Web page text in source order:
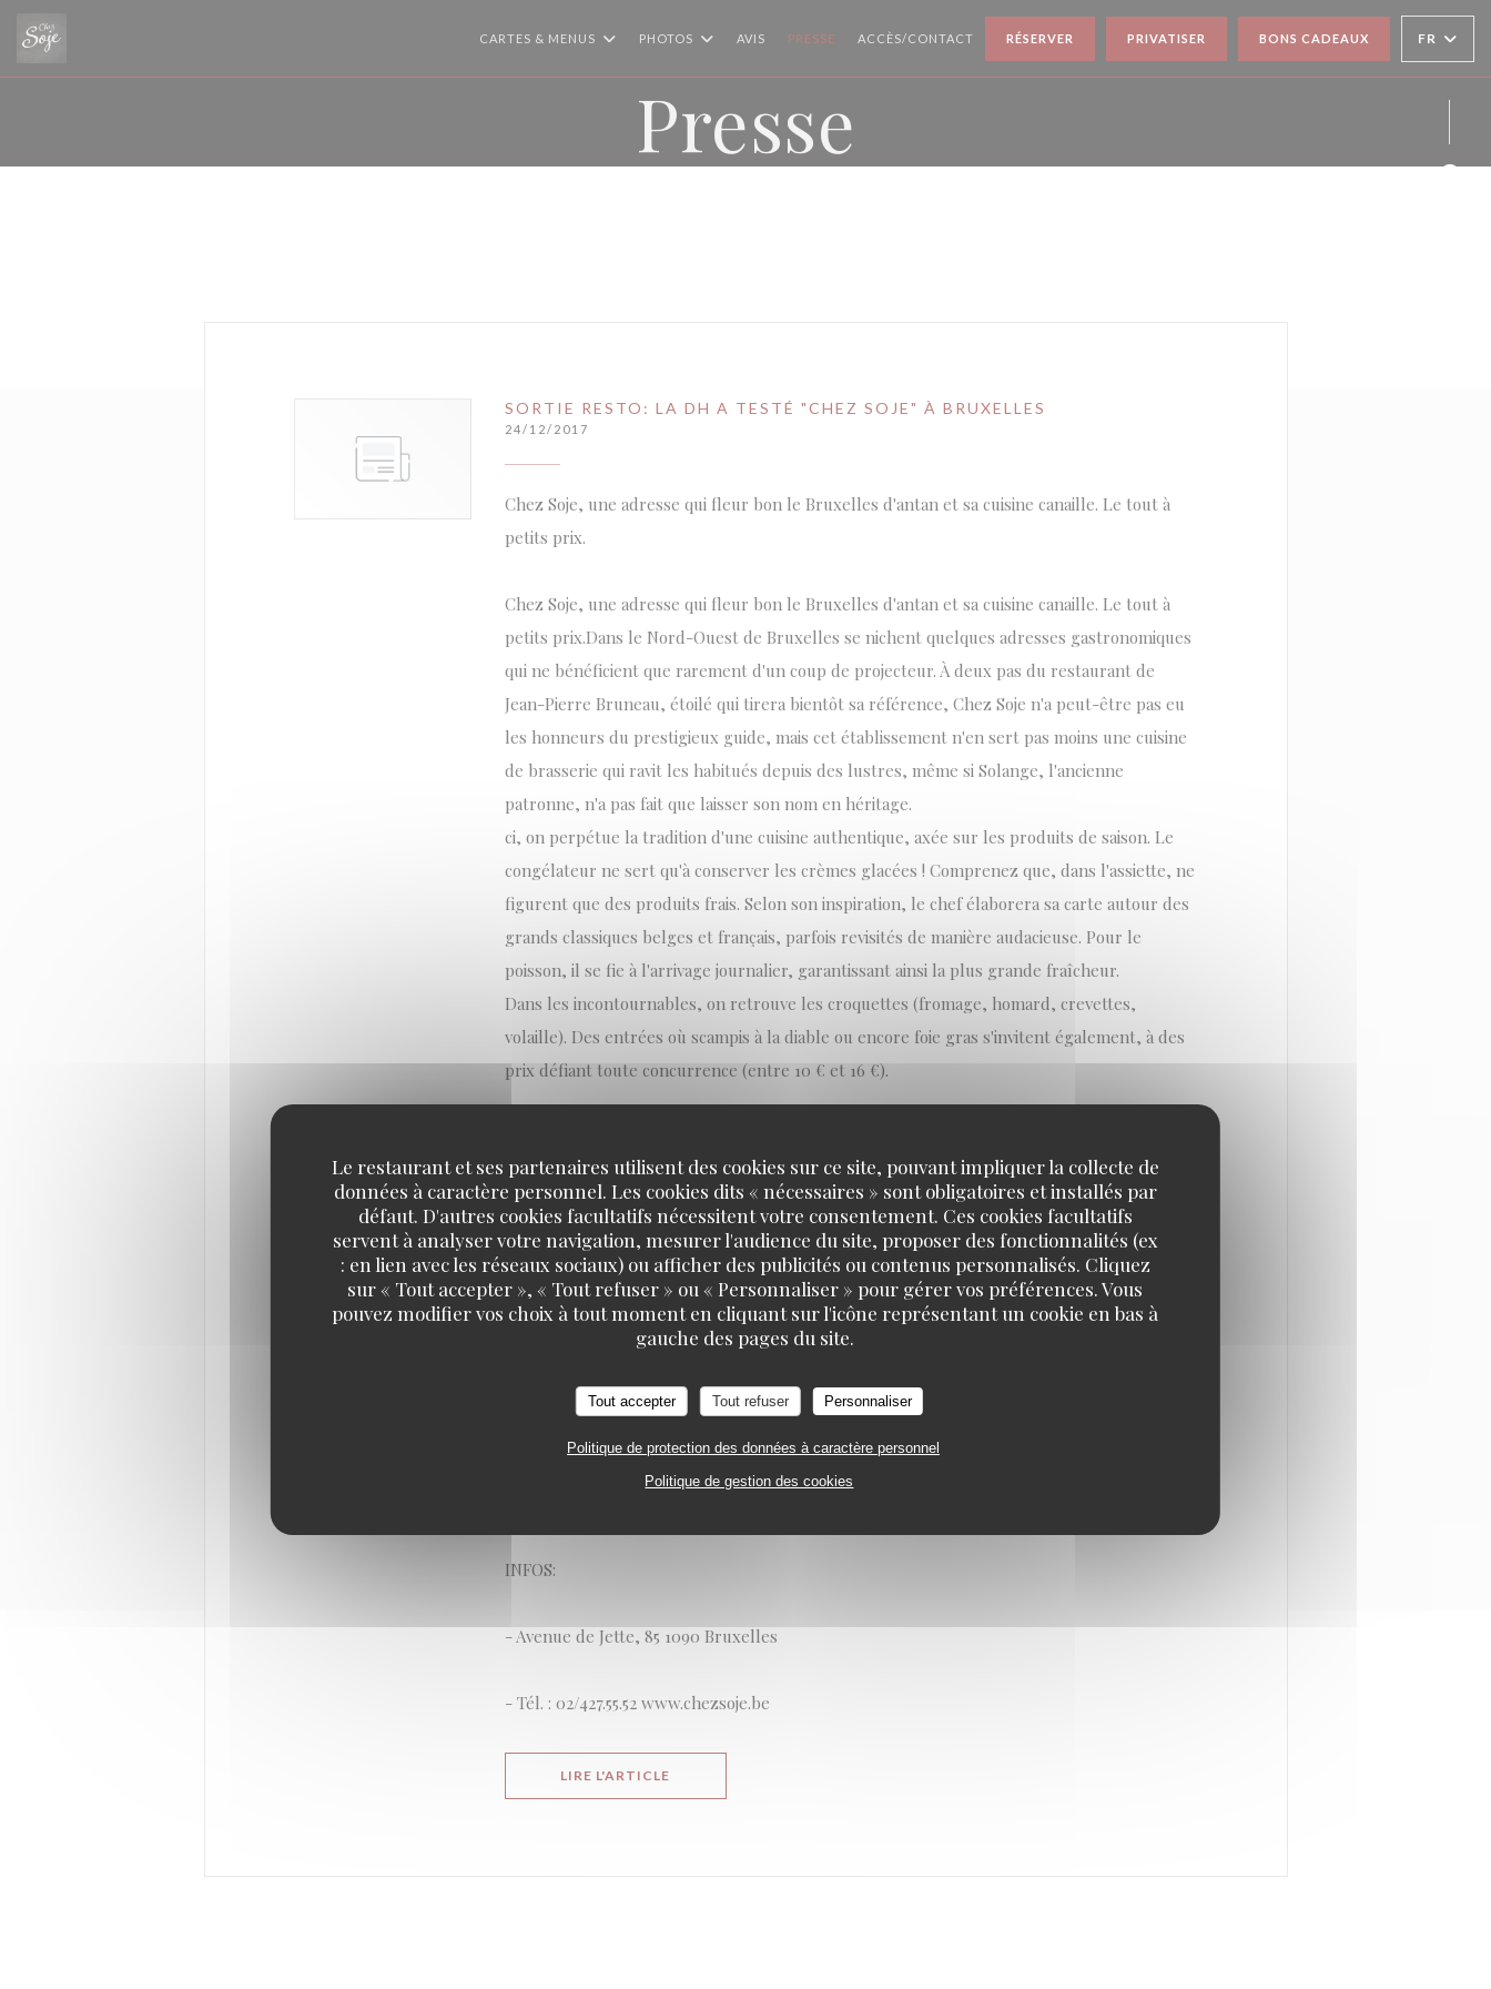
Le restaurant et ses partenaires utilisent des cookies sur ce site, pouvant impliquer la collecte de
données à caractère personnel. Les cookies dits « nécessaires » sont obligatoires et installés par
défaut. D'autres cookies facultatifs nécessitent votre consentement. Ces cookies facultatifs
servent à analyser votre navigation, mesurer l'audience du site, proposer des fonctionnalités (ex
: en lien avec les réseaux sociaux) ou afficher des publicités ou contenus personnalisés. Cliquez
sur « Tout accepter », « Tout refuser » ou « Personnaliser » pour gérer vos préférences. Vous
pouvez modifier vos choix à tout moment en cliquant sur l'icône représentant un cookie en bas à
gauche des pages du site.
Tout accepter Tout refuser Personnaliser
Politique de protection des données à caractère personnel
Politique de gestion des cookies
CARTES & MENUS PHOTOS AVIS PRESSE ACCÈS/CONTACT RÉSERVER PRIVATISER BONS CADEAUX FR
Presse
SORTIE RESTO: LA DH A TESTÉ "CHEZ SOJE" À BRUXELLES
24/12/2017
Chez Soje, une adresse qui fleur bon le Bruxelles d'antan et sa cuisine canaille. Le tout à
petits prix.
Chez Soje, une adresse qui fleur bon le Bruxelles d'antan et sa cuisine canaille. Le tout à
petits prix.Dans le Nord-Ouest de Bruxelles se nichent quelques adresses gastronomiques
qui ne bénéficient que rarement d'un coup de projecteur. À deux pas du restaurant de
Jean-Pierre Bruneau, étoilé qui tirera bientôt sa référence, Chez Soje n'a peut-être pas eu
les honneurs du prestigieux guide, mais cet établissement n'en sert pas moins une cuisine
de brasserie qui ravit les habitués depuis des lustres, même si Solange, l'ancienne
patronne, n'a pas fait que laisser son nom en héritage.
ci, on perpétue la tradition d'une cuisine authentique, axée sur les produits de saison. Le
congélateur ne sert qu'à conserver les crèmes glacées ! Comprenez que, dans l'assiette, ne
figurent que des produits frais. Selon son inspiration, le chef élaborera sa carte autour des
grands classiques belges et français, parfois revisités de manière audacieuse. Pour le
poisson, il se fie à l'arrivage journalier, garantissant ainsi la plus grande fraîcheur.
Dans les incontournables, on retrouve les croquettes (fromage, homard, crevettes,
volaille). Des entrées où scampis à la diable ou encore foie gras s'invitent également, à des
prix défiant toute concurrence (entre 10 € et 16 €).
déçus. Côté viande, l'incontournable entrecôte irlandaise est un must (24 €). Mais vous
pouvez tout aussi bien vous contenter d'un pain de viande et stoemp (16 €) ou d'un plat de
poisson (entre 20 € et 28 €).
On vous recommande aussi le menu au rapport qualité-prix parfaitement étudié (35 €) qui
vous laisse le choix entre 4 ou 5 entrées et autant de plats, avant de terminer par un
Pour arroser le tout, choix entre vins sélectionnés auprès de "vignerons amoureux de leur
métier et de leur terroir" ou bières, belges bien sûr, allant de la pils à la spéciale en
INFOS:
- Avenue de Jette, 85 1090 Bruxelles
- Tél. : 02/427.55.52 www.chezsoje.be
LIRE L'ARTICLE